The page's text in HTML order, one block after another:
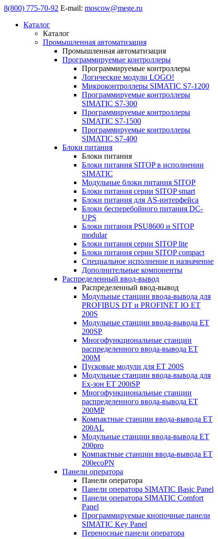
8(800) 775-70-92 E-mail: moscow@mege.ru
Каталог
Каталог
Промышленная автоматизация
Промышленная автоматизация
Программируемые контроллеры
Программируемые контроллеры
Логические модули LOGO!
Микроконтроллеры SIMATIC S7-1200
Программируемые контроллеры
SIMATIC S7-300
Программируемые контроллеры
SIMATIC S7-1500
Программируемые контроллеры
SIMATIC S7-400
Блоки питания
Блоки питания
Блоки питания SITOP в исполнении
SIMATIC
Модульные блоки питания SITOP
Блоки питания серии SITOP smart
Блоки питания для AS-интерфейса
Блоки бесперебойного питания DC-
UPS
Блоки питания PSU8600 и SITOP
modular
Блоки питания серии SITOP lite
Блоки питания серии SITOP compact
Специальное исполнение и назначение
Дополнительные компоненты
Распределенный ввод-вывод
Распределенный ввод-вывод
Модульные станции ввода-вывода для
PROFIBUS DT и PROFINET IO ET
200S
Модульные станции ввода-вывода ET
200SP
Многофункциональные станции
распределенного ввода-вывода ET
200M
Пусковые модули для ET 200S
Модульные станции ввода-вывода для
Ex-зон ET 200iSP
Многофункциональные станции
распределенного ввода-вывода ET
200MP
Компактные станции ввода-вывода ET
200AL
Модульные станции ввода-вывода ET
200pro
Компактные станции ввода-вывода ET
200ecoPN
Панели оператора
Панели оператора
Панели оператора SIMATIC Basic Panel
Панели оператора SIMATIC Comfort
Panel
Программируемые кнопочные панели
SIMATIC Key Panel
Переносные панели оператора